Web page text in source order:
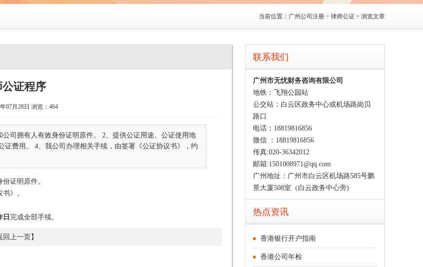
当前位置： 广州公司注册 > 律师公证 > 浏览文章
证程序
07月28日 浏览： 464
司拥有人有效身份证明原件。 2、提供公证用途、公证使用地
费用。 4、我公司办理相关手续，由签署《公证协议书》，约
证明原件。
》。
日 完成全部手续。
回上一页】
联系我们
广州市无忧财务咨询有限公司
地铁：飞翔公园站
公交站：白云区政务中心或机场路岗贝
路口
电话：18819816856
微信 ：18819816856
传真:020-36342012
邮箱:1501008971@qq.com
广州地址：广州市白云区机场路585号鹏
景大厦508室（白云政务中心旁)
热点资讯
香港银行开户指南
香港公司年检